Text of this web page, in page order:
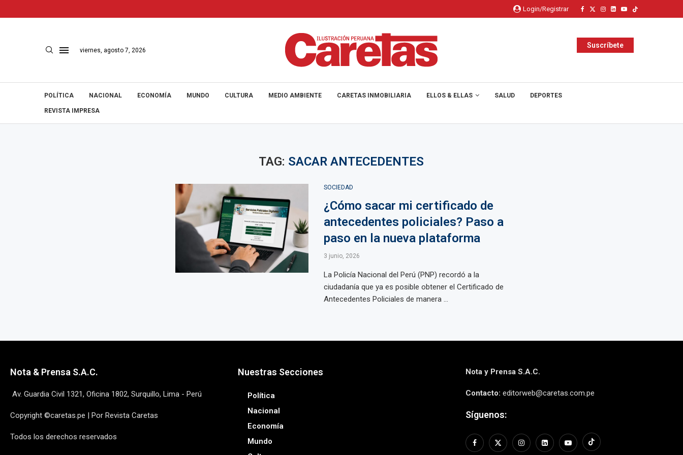
Login/Registrar
viernes, agosto 7, 2026
Suscríbete
POLÍTICA NACIONAL ECONOMÍA MUNDO CULTURA MEDIO AMBIENTE CARETAS INMOBILIARIA ELLOS & ELLAS SALUD DEPORTES
REVISTA IMPRESA
TAG: SACAR ANTECEDENTES
SOCIEDAD
¿Cómo sacar mi certificado de
antecedentes policiales? Paso a
paso en la nueva plataforma
3 junio, 2026
La Policía Nacional del Perú (PNP) recordó a la
ciudadanía que ya es posible obtener el Certificado de
Antecedentes Policiales de manera ...
Nota & Prensa S.A.C.
Av. Guardia Civil 1321, Oficina 1802, Surquillo, Lima - Perú
Copyright ©caretas.pe | Por Revista Caretas
Todos los derechos reservados
Nuestras Secciones
Política
Nacional
Economía
Mundo
Nota y Prensa S.A.C.
Contacto: editorweb@caretas.com.pe
Síguenos: